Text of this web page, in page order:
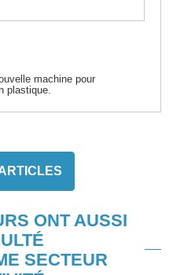
machine pour
plastique.
ONT AUSSI
SECTEUR